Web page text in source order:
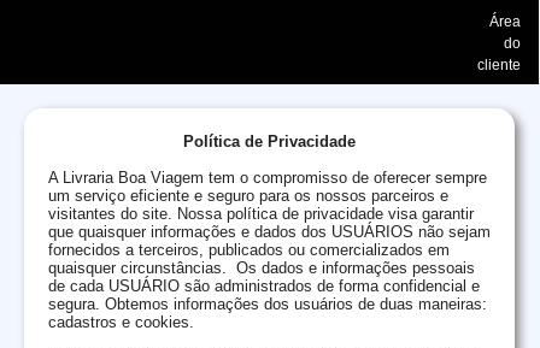
Área
do
cliente
Política de Privacidade
A Livraria Boa Viagem tem o compromisso de oferecer sempre
um serviço eficiente e seguro para os nossos parceiros e
visitantes do site. Nossa política de privacidade visa garantir
que quaisquer informações e dados dos USUÁRIOS não sejam
fornecidos a terceiros, publicados ou comercializados em
quaisquer circunstâncias. Os dados e informações pessoais
de cada USUÁRIO são administrados de forma confidencial e
segura. Obtemos informações dos usuários de duas maneiras:
cadastros e cookies.